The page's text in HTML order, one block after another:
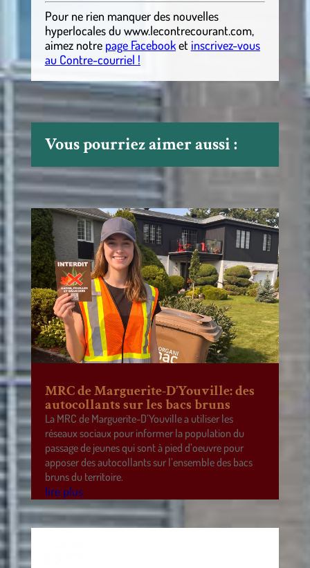
Pour ne rien manquer des nouvelles
hyperlocalesdu www.lecontrecourant.com,
aimez notre page Facebooket inscrivez-vous
au Contre-courriel !
Vous pourriez aimer aussi :
MRC de Marguerite-D’Youville: des
autocollants sur les bacs bruns
La MRC de Marguerite-D’Youville a utiliser les
réseaux sociaux pour informer la population du
passage de jeunes qui sont à pied d’oeuvre pour
apposer des autocollants sur l’ensemble des bacs
bruns du territoire.
lire plus